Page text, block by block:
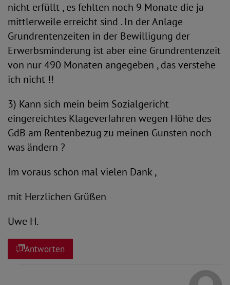
nicht erfüllt , es fehlten noch 9 Monate die ja
mittlerweile erreicht sind . In der Anlage
Grundrentenzeiten in der Bewilligung der
Erwerbsminderung ist aber eine Grundrentenzeit
von nur 490 Monaten angegeben , das verstehe
ich nicht !!
3) Kann sich mein beim Sozialgericht
eingereichtes Klageverfahren wegen Höhe des
GdB am Rentenbezug zu meinen Gunsten noch
was ändern ?
Im voraus schon mal vielen Dank ,
mit Herzlichen Grüßen
Uwe H.
Antworten